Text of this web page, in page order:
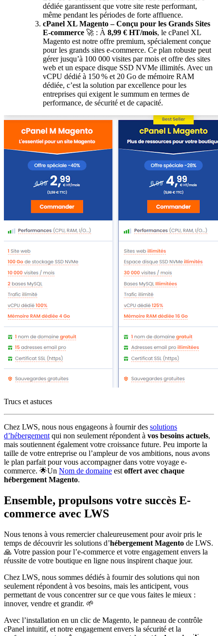
dédiée garantissent que votre site reste performant,
même pendant les périodes de forte affluence.
cPanel XL Magento – Conçu pour les Grands Sites
E-commerce 🚀 : À 8,99 € HT/mois, le cPanel XL
Magento est notre offre premium, spécialement conçue
pour les grands sites e-commerce. Ce plan robuste peut
gérer jusqu’à 100 000 visites par mois et offre des sites
web et un espace disque SSD NVMe illimités. Avec un
vCPU dédié à 150 % et 20 Go de mémoire RAM
dédiée, c’est la solution par excellence pour les
entreprises qui exigent le summum en termes de
performance, de sécurité et de capacité.
Trucs et astuces
Chez LWS, nous nous engageons à fournir des solutions
d’hébergement qui non seulement répondent à vos besoins actuels,
mais soutiennent également votre croissance future. Peu importe la
taille de votre entreprise ou l’ampleur de vos ambitions, nous avons
le plan parfait pour vous accompagner dans votre voyage e-
commerce. 🌟Un Nom de domaine est offert avec chaque
hébergement Magento.
Ensemble, propulsons votre succès E-
commerce avec LWS
Nous tenons à vous remercier chaleureusement pour avoir pris le
temps de découvrir les solutions d’hébergement Magento de LWS.
🙏 Votre passion pour l’e-commerce et votre engagement envers la
réussite de votre boutique en ligne nous inspirent chaque jour.
Chez LWS, nous sommes dédiés à fournir des solutions qui non
seulement répondent à vos besoins, mais les anticipent, vous
permettant de vous concentrer sur ce que vous faites le mieux :
innover, vendre et grandir. 🌱
Avec l’installation en un clic de Magento, le panneau de contrôle
cPanel intuitif, et notre engagement envers la sécurité et la